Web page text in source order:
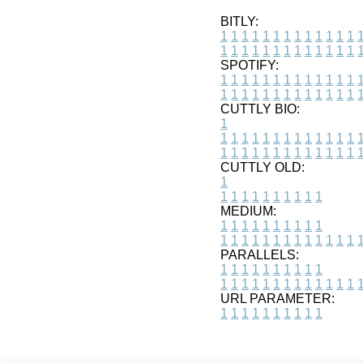
BITLY:
1 1 1 1 1 1 1 1 1 1 1 1 1 1
1 1 1 1 1 1 1 1 1 1 1 1 1 1
SPOTIFY:
1 1 1 1 1 1 1 1 1 1 1 1 1 1
1 1 1 1 1 1 1 1 1 1 1 1 1 1
CUTTLY BIO:
1
1 1 1 1 1 1 1 1 1 1 1 1 1 1
1 1 1 1 1 1 1 1 1 1 1 1 1 1
CUTTLY OLD:
1
1 1 1 1 1 1 1 1 1 1
MEDIUM:
1 1 1 1 1 1 1 1 1 1
1 1 1 1 1 1 1 1 1 1 1 1 1 1
PARALLELS:
1 1 1 1 1 1 1 1 1 1
1 1 1 1 1 1 1 1 1 1 1 1 1 1
URL PARAMETER:
1 1 1 1 1 1 1 1 1 1